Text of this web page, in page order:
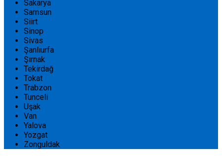
Sakarya
Samsun
Siirt
Sinop
Sivas
Şanlıurfa
Şırnak
Tekirdağ
Tokat
Trabzon
Tunceli
Uşak
Van
Yalova
Yozgat
Zonguldak